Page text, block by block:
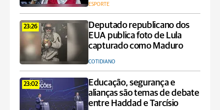
ESPORTE
23:26
Deputado republicano dos
EUA publica foto de Lula
capturado como Maduro
COTIDIANO
23:02
Educação, segurança e
alianças são temas de debate
entre Haddad e Tarcísio